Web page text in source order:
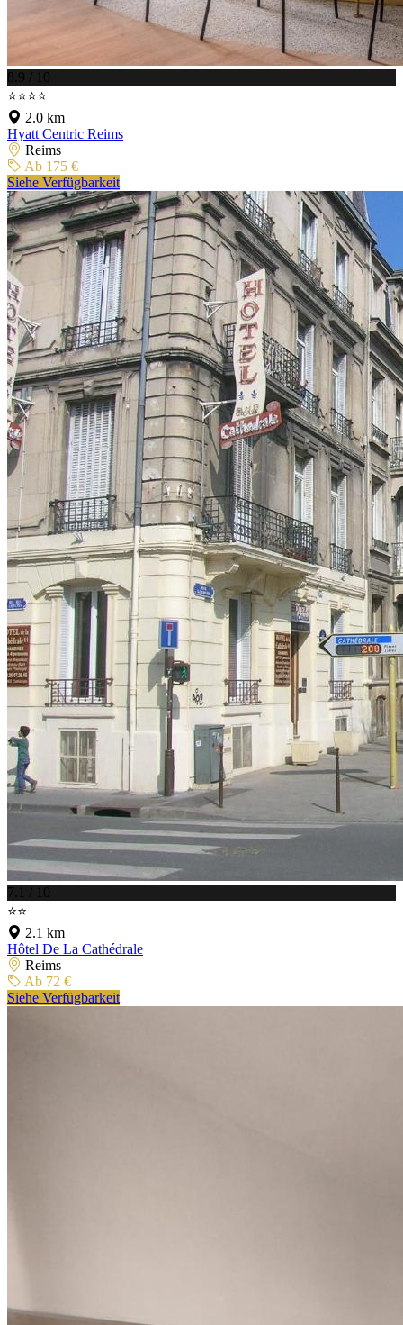
8.9 / 10
⭐⭐⭐⭐
2.0 km
Hyatt Centric Reims
Reims
Ab 175 €
Siehe Verfügbarkeit
7.1 / 10
⭐⭐
2.1 km
Hôtel De La Cathédrale
Reims
Ab 72 €
Siehe Verfügbarkeit